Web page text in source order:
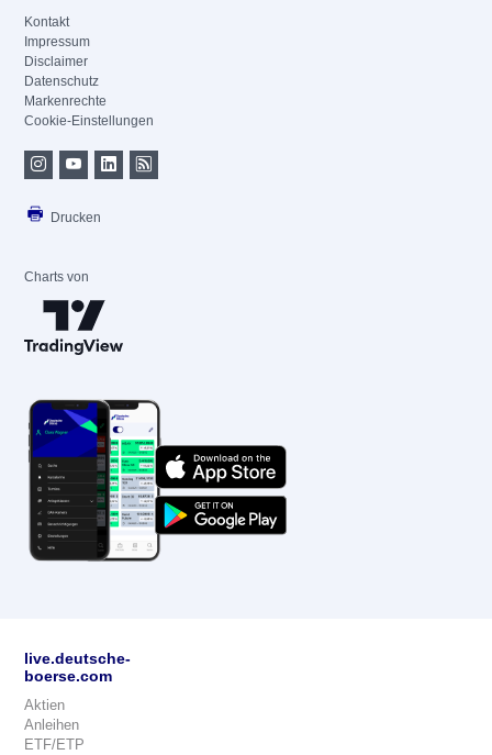
Kontakt
Impressum
Disclaimer
Datenschutz
Markenrechte
Cookie-Einstellungen
Drucken
Charts von
live.deutsche-
boerse.com
Aktien
Anleihen
ETF/ETP